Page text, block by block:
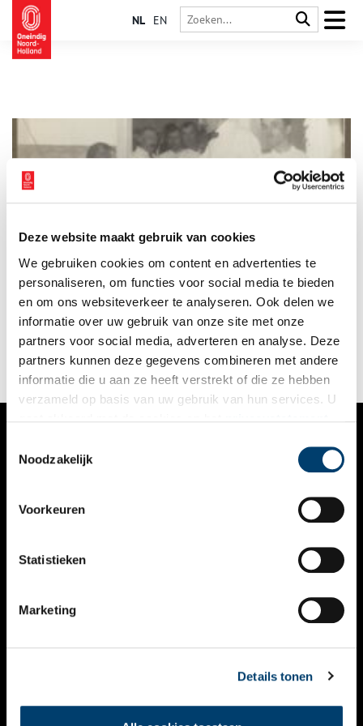
Deze website maakt gebruik van cookies
We gebruiken cookies om content en advertenties te
personaliseren, om functies voor social media te bieden
en om ons websiteverkeer te analyseren. Ook delen we
informatie over uw gebruik van onze site met onze
partners voor social media, adverteren en analyse. Deze
partners kunnen deze gegevens combineren met andere
informatie die u aan ze heeft verstrekt of die ze hebben
verzameld op basis van uw gebruik van hun services. U
Noodzakelijk
Voorkeuren
Statistieken
Marketing
Details tonen
NL EN
Om te voorkomen dat emigranten Zuid-Amerika vanwege
slechte hygiëne niet in mochten, controleerde de Koninklijke
Hollandsche Lloyd al haar passagiers op luizen, vlooien en
besmettelijke ziektes. Dat gebeurde in het Quarantainegebouw.
Samen met het Lloyd Hotel was dit het visitekaartje van de
rederij.
VERHALEN
KALENDER
THEMA’S
VIDEO’S
CONTACT